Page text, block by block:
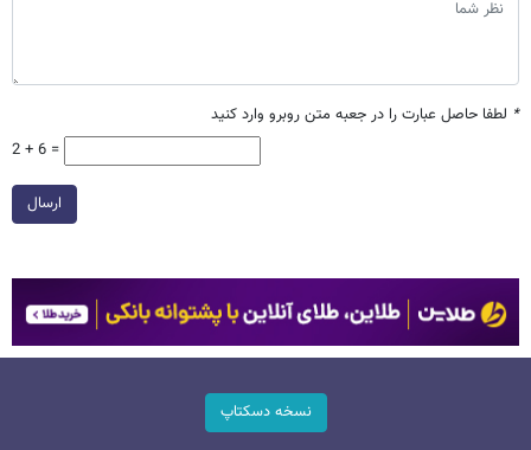
* لطفا حاصل عبارت را در جعبه متن روبرو وارد کنید
2 + 6 =
ارسال
نسخه دسکتاپ